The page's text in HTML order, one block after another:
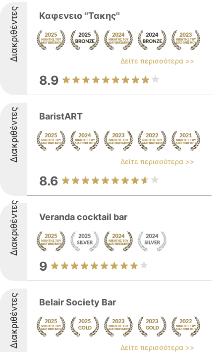
Διακριθέντες Kαφενειο ''Τακης''
Δείτε περισσότερα >>
8.9
Διακριθέντες BaristART
Δείτε περισσότερα >>
8.6
Διακριθέντες Veranda cocktail bar
9
Διακριθέντες Belair Society Bar
Δείτε περισσότερα >>